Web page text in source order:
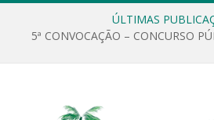
ÚLTIMAS
5ª CONVOCAÇÃO – CONCURSO